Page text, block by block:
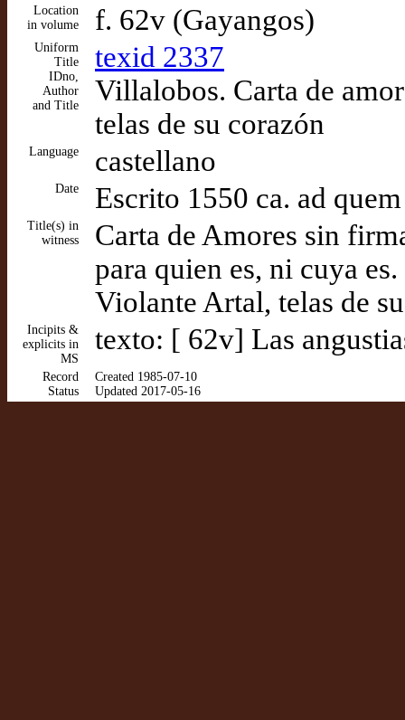
Location
in volume
f. 62v (Gayangos)
Uniform
Title
IDno,
Author
and Title
texid 2337
Villalobos. Carta de
telas de su corazón
Language castellano
Date Escrito 1550 ca. ad quem
Title(s) in
witness
Carta de Amores sin
para quien es, ni cuya
Violante Artal, telas de
Incipits &
explicits in
MS
texto: [ 62v] Las
Record
Status
Created 1985-07-10
Updated 2017-05-16